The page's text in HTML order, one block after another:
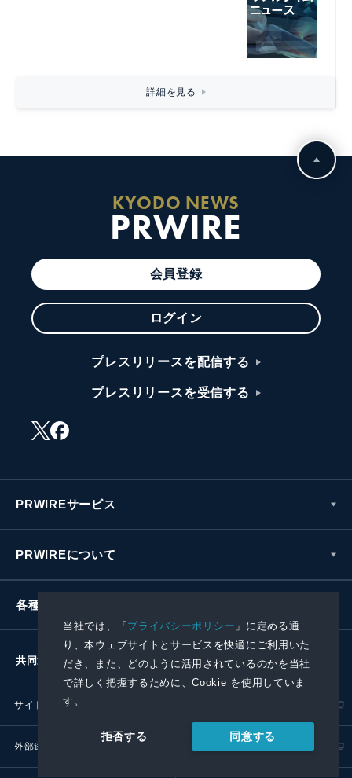
当社では、「プライバシーポリシー 」に定める通
り、本ウェブサイトとサービスを快適にご利用いた
だき、また、どのように活用されているのかを当社
で詳しく把握するために、Cookie を使用していま
す。
拒否する 同意する
詳細を見る
KYODO NEWS
PRWIRE
会員登録
ログイン
プレスリリースを配信する
プレスリリースを受信する
PRWIREサービス
PRWIREについて
各種お問い合わせ
共同通信社グループ
サイトポリシー
外部送信ポリシー プレスリリース取扱基準